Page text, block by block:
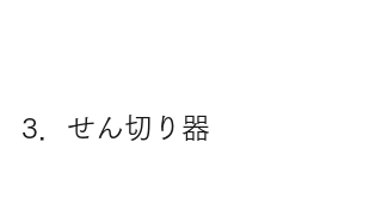
3．せん切り器